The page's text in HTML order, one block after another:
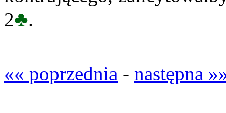
2♣.
«« poprzednia - następna